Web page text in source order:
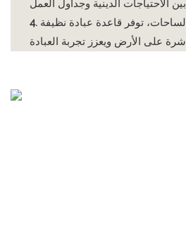
توفر قاعدة عبادة نظيفة